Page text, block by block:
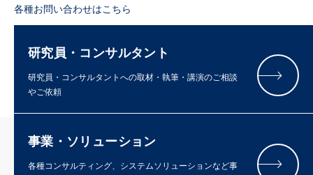
各種お問い合わせはこちら
研究員・コンサルタント
研究員・コンサルタントへの取材・執筆・講演のご相談
やご依頼
事業・ソリューション
各種コンサルティング、システムソリューションなど事